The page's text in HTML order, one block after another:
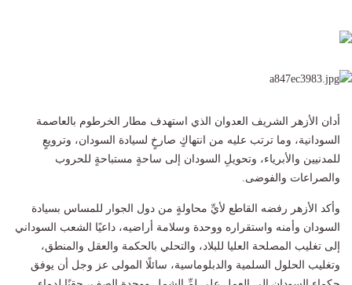
أدان الأزهر الشريف العدوان الذي استهدف مطار الخرطوم بالعاصمة
السودانية، وما ترتب عليه من انتهاكٍ صارخٍ لسيادة السودان، وترويعٍ
للمدنيين والأبرياء، وتحويلِ السودان إلى ساحةٍ مستباحةٍ للحروب
والصراعات والفوضى.
وأكد الأزهر رفضه القاطع لأيِّ محاولةٍ من دول الجوار للمساس بسيادة
السودان وأمنه واستقراره ووحدة وسلامة أراضيه، داعيًا الشعب السوداني
إلى تغليب المصلحة العليا للبلاد، والتحلي بالحكمة والعقل والمنطق،
وتغليب الحلول السلمية والدبلوماسية، سائلًا المولى عز وجل أن يوفق